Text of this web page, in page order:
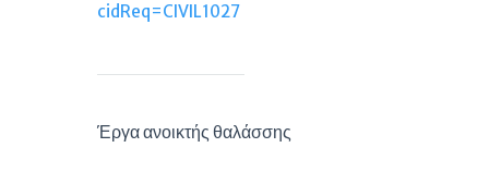
cidReq=CIVIL1027
Έργα ανοικτής θαλάσσης